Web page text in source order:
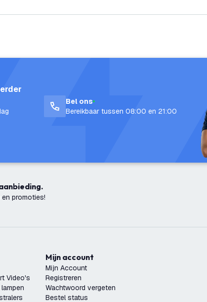
Bel ons
Bereikbaar tussen 08:00 en 21:00
promoties!
Video's
Mijn account
Mijn Account
Registreren
Wachtwoord vergeten
Bestel status